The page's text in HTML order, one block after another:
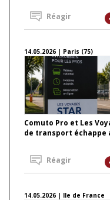
Réagir
14.05.2026 | Paris (75)
Comuto Pro et Les
de transport échappe
Réagir
14.05.2026 | Ile de France